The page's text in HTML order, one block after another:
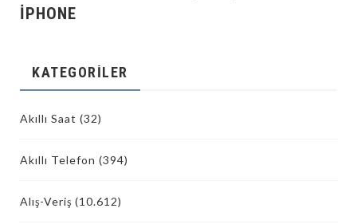
İPHONE
KATEGORILER
Akıllı Saat (32)
Akıllı Telefon (394)
Alış-Veriş (10.612)